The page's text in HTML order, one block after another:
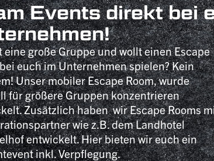
Events direkt bei
eine große Gruppe und wollt einen Escape
euch im Unternehmen spielen? Kein
Unser mobiler Escape Room, wurde
für größere Gruppen konzentrieren
Zusätzlich haben wir Escape Rooms
wie z.B. dem Landhotel
entwickelt. Hier bieten wir euch ein
inkl. Verpflegung.